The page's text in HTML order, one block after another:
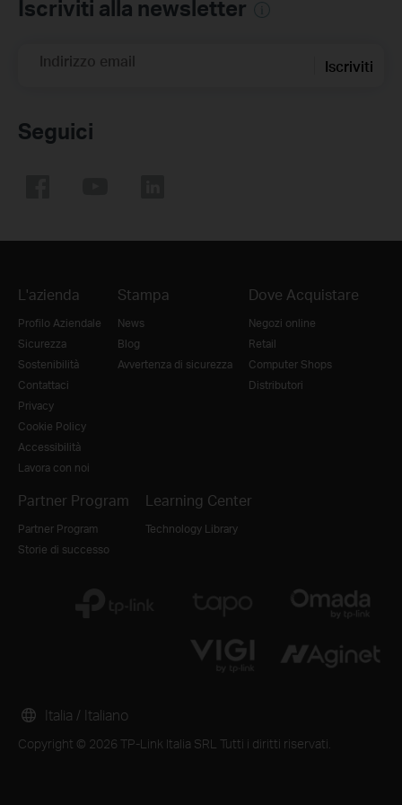
Iscriviti alla newsletter
Indirizzo email Iscriviti
Seguici
L'azienda
Profilo Aziendale
Sicurezza
Sostenibilità
Contattaci
Privacy
Cookie Policy
Accessibilità
Lavora con noi
Stampa
News
Blog
Avvertenza di sicurezza
Dove Acquistare
Negozi online
Retail
Computer Shops
Distributori
Partner Program
Partner Program
Storie di successo
Learning Center
Technology Library
Copyright © 2026 TP-Link Italia SRL Tutti i diritti riservati.
Italia / Italiano